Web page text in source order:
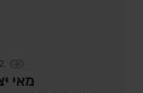
מאי